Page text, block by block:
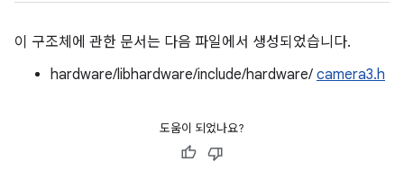
이 구조체에 관한 문서는 다음 파일에서 생성되었습니다.
hardware/libhardware/include/hardware/ camera3.h
도움이 되었나요?